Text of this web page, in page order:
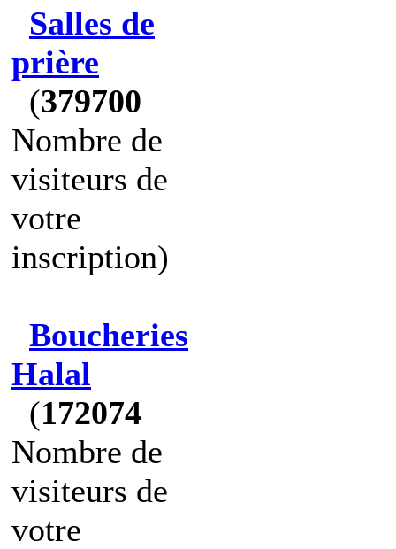
Salles de
prière
(379700
Nombre de
visiteurs de
votre
inscription)
Boucheries
Halal
(172074
Nombre de
visiteurs de
votre